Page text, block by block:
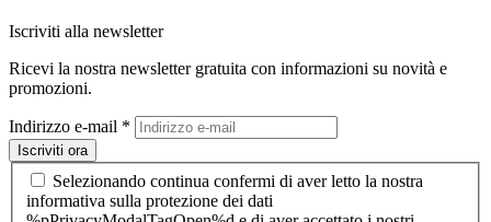
Iscriviti alla newsletter
Ricevi la nostra newsletter gratuita con informazioni su novità e
promozioni.
Indirizzo e-mail *
Iscriviti ora
Selezionando continua confermi di aver letto la nostra
informativa sulla protezione dei dati